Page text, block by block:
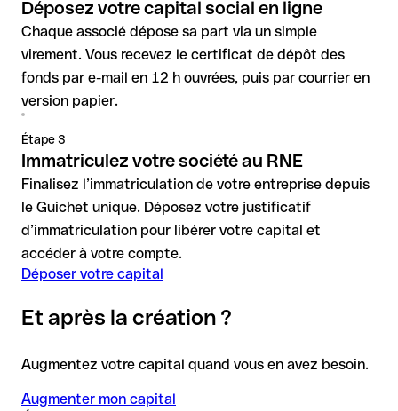
Déposez votre capital social en ligne
Chaque associé dépose sa part via un simple
virement. Vous recevez le certificat de dépôt des
fonds par e-mail en 12 h ouvrées, puis par courrier en
version papier.
Étape 3
Immatriculez votre société au RNE
Finalisez l’immatriculation de votre entreprise depuis
le Guichet unique. Déposez votre justificatif
d’immatriculation pour libérer votre capital et
accéder à votre compte.
Déposer votre capital
Et après la création ?
Augmentez votre capital quand vous en avez besoin.
Augmenter mon capital